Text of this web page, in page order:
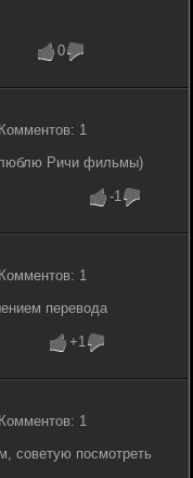
0
1
люблю Ричи фильмы)
-1
1
перевода
+1
1
советую посмотреть